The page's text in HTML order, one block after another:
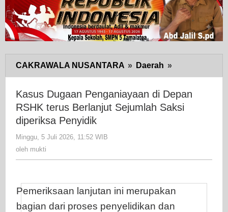
CAKRAWALA NUSANTARA » Daerah »
Dugaan
di
Sejumlah
diperiksa
Kasus Dugaan Penganiayaan di Depan
RSHK terus Berlanjut Sejumlah Saksi
diperiksa Penyidik
Minggu, 5 Juli 2026, 11:52 WIB
oleh mukti
Pemeriksaan lanjutan ini merupakan
bagian dari proses penyelidikan dan